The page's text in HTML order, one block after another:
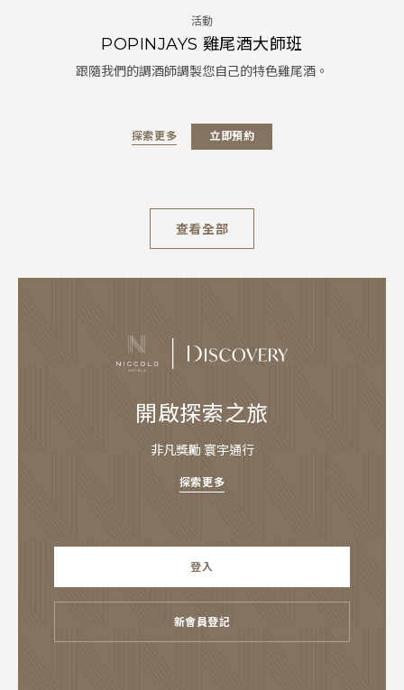
活動
POPINJAYS 雞尾酒大師班
跟隨我們的調酒師調製您自己的特色雞尾酒。
探索更多 立即預約
查看全部
開啟探索之旅
非凡獎勵 寰宇通行
探索更多
登入
新會員登記